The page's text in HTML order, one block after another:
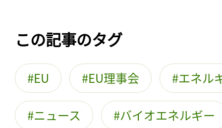
この記事のタグ
EU EU理事会 エネル
ニュース バイオエネルギー